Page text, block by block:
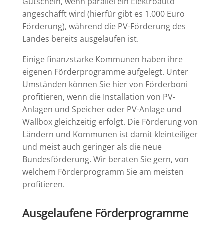
angeschafft wird (hierfür gibt es 1.000 Euro
Förderung), während die PV-Förderung des
Landes bereits ausgelaufen ist.
Einige finanzstarke Kommunen haben ihre
eigenen Förderprogramme aufgelegt. Unter
Umständen können Sie hier von Förderboni
profitieren, wenn die Installation von PV-
Anlagen und Speicher oder PV-Anlage und
Wallbox gleichzeitig erfolgt. Die Förderung von
Ländern und Kommunen ist damit kleinteiliger
und meist auch geringer als die neue
Bundesförderung. Wir beraten Sie gern, von
welchem Förderprogramm Sie am meisten
profitieren.
Ausgelaufene Förderprogramme